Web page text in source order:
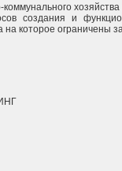
создания и
которое ограничены